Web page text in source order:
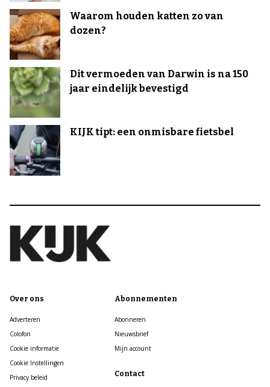
Waarom houden katten zo van
dozen?
Dit vermoeden van Darwin is na 150
jaar eindelijk bevestigd
KIJK tipt: een onmisbare fietsbel
Over ons
Adverteren
Colofon
Cookie informatie
Cookie Instellingen
Privacy beleid
Abonnementen
Abonneren
Nieuwsbrief
Mijn account
Contact